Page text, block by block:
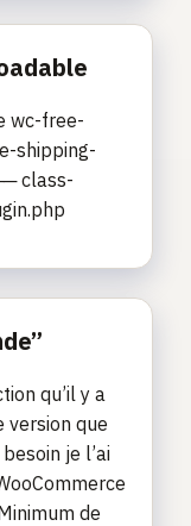
wc-free-
shipping-
class-
qu’il y a
que
je l’ai
de